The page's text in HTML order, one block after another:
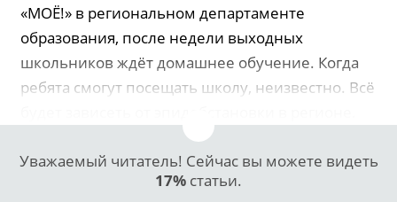
«МОЁ!» в региональном департаменте
образования, после недели выходных
школьников ждёт домашнее обучение. Когда
ребята смогут посещать школу, неизвестно. Всё
Уважаемый читатель! Сейчас вы можете видеть
17% статьи.